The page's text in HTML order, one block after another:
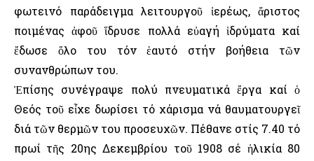
φωτεινό παράδειγμα λειτουργοῦ ἱερέως, ἄριστος
ποιμένας ἀφοῦ ἵδρυσε πολλά εὐαγή ἱδρύματα καί
ἔδωσε ὅλο του τόν ἑαυτό στήν βοήθεια τῶν
συνανθρώπων του.
Ἐπίσης συνέγραψε πολύ πνευματικά ἔργα καί ὁ
Θεός τοῦ εἶχε δωρίσει τό χάρισμα νά θαυματουργεῖ
διά τῶν θερμῶν του προσευχῶν. Πέθανε στίς 7.40 τό
πρωί τῆς 20ης Δεκεμβρίου τοῦ 1908 σέ ἡλικία 80